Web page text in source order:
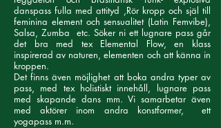
danspass fulla med attityd ,Rör kropp och själ till
feminina element och sensualitet (Latin Femvibe),
Salsa, Zumba etc. Söker ni ett lugnare pass går
det bra med tex Elemental Flow, en klass
inspirerad av naturen, elementen och att känna in
kroppen.
Det finns även möjlighet att boka andra typer av
pass, med tex holistiskt innehåll, lugnare pass
med skapande dans mm. Vi samarbetar även
med aktörer inom andra konstformer, ett
yogapass m.m.